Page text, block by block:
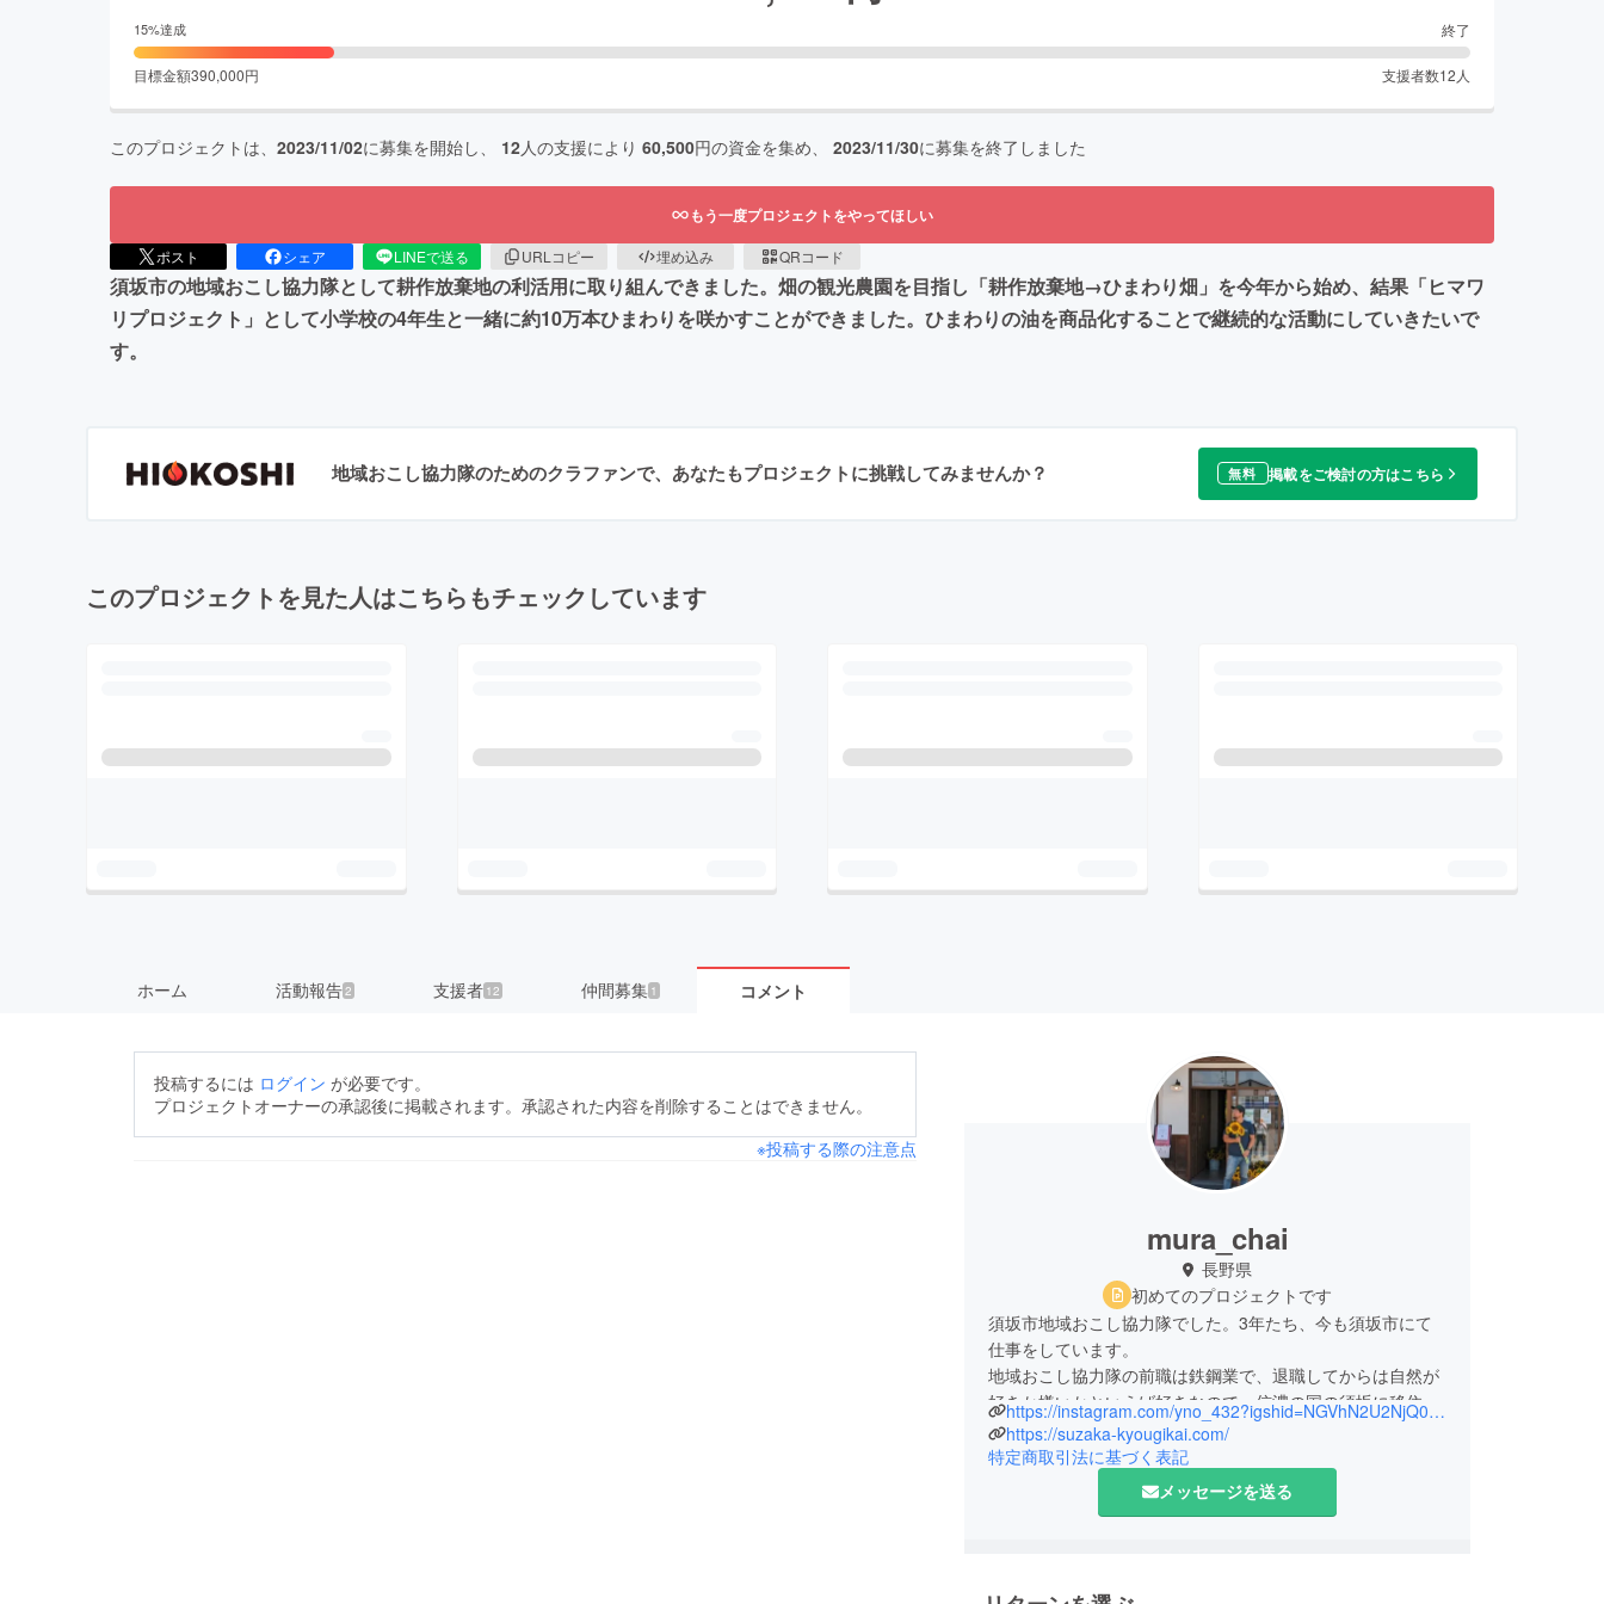
15%達成 終了
目標金額390,000円 支援者数12 人
このプロジェクトは、 2023/11/02に募集を開始し、 12人の支援により 60,500円の資金を集め、 2023/11/30に募集を終了しました
もう一度プロジェクトをやってほしい
ポスト シェア LINEで送る URLコピー 埋め込み QRコード
須坂市の地域おこし協力隊として耕作放棄地の利活用に取り組んできました。畑の観光農園を目指し「耕作放棄地→ひまわり畑」を今年から始め、結果「ヒマワ
リプロジェクト」として小学校の4年生と一緒に約10万本ひまわりを咲かすことができました。ひまわりの油を商品化することで継続的な活動にしていきたいで
す。
地域おこし協力隊のためのクラファンで、あなたもプロジェクトに挑戦してみませんか？ 無料 掲載をご検討の方はこちら
このプロジェクトを見た人はこちらもチェックしています
ホーム 活動報告 2 支援者 12 仲間募集 1 コメント
投稿するには ログイン が必要です。
プロジェクトオーナーの承認後に掲載されます。承認された内容を削除することはできません。
※投稿する際の注意点
mura_chai
長野県
初めてのプロジェクトです
須坂市地域おこし協力隊でした。3年たち、今も須坂市にて
仕事をしています。
地域おこし協力隊の前職は鉄鋼業で、退職してからは自然が
好きか嫌いかといえば好きなので、信濃の国の須坂に移住し
ました。
須坂市では、農業とチャイと草刈りの3つの軸で活動してい
農業では耕作放棄地の利活用に向け、ひまわり畑を作るなど
https://instagram.com/yno_432?igshid=NGVhN2U2NjQ0Yg==
https://suzaka-kyougikai.com/
特定商取引法に基づく表記
メッセージを送る